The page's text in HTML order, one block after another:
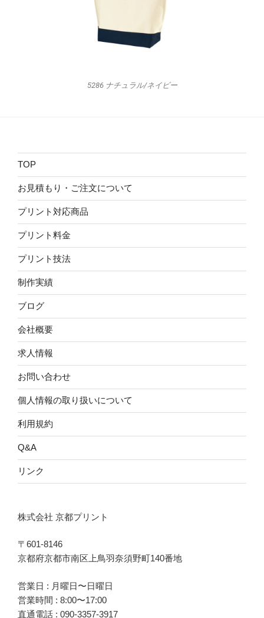
5286 ナチュラル/ネイビー
TOP
お見積もり・ご注文について
プリント対応商品
プリント料金
プリント技法
制作実績
ブログ
会社概要
求人情報
お問い合わせ
個人情報の取り扱いについて
利用規約
Q&A
リンク
株式会社 京都プリント
〒601-8146
京都府京都市南区上鳥羽奈須野町140番地
営業日 : 月曜日〜日曜日
営業時間 : 8:00〜17:00
直通電話 : 090-3357-3917